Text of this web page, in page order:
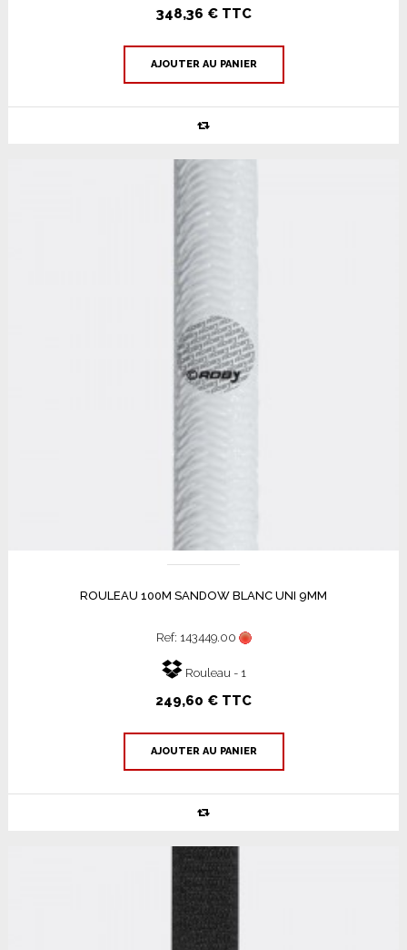
348,36 € TTC
AJOUTER AU PANIER
ROULEAU 100M SANDOW BLANC UNI 9MM
Ref: 143449.00
Rouleau - 1
249,60 € TTC
AJOUTER AU PANIER